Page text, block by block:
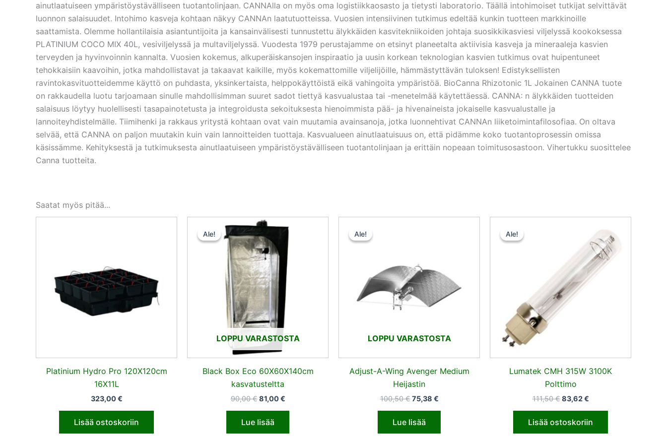
ainutlaatuiseen ympäristöystävälliseen tuotantolinjaan. CANNAlla on myös oma logistiikkaosasto ja tietysti laboratorio. Täällä intohimoiset tutkijat selvittävät
luonnon salaisuudet. Intohimo kasveja kohtaan näkyy CANNAn laatutuotteissa. Vuosien intensiivinen tutkimus edeltää kunkin tuotteen markkinoille
saattamista. Olemme hollantilaisia ​​asiantuntijoita ja kansainvälisesti tunnustettu älykkäiden kasvitekniikoiden johtaja suosikkikasviesi viljelyssä kookoksessa
PLATINIUM COCO MIX 40L, vesiviljelyssä ja multaviljelyssä. Vuodesta 1979 perustajamme on etsinyt planeetalta aktiivisia kasveja ja mineraaleja kasvien
terveyden ja hyvinvoinnin kannalta. Vuosien kokemus, alkuperäiskansojen inspiraatio ja uusin korkean teknologian kasvien tutkimus ovat huipentuneet
tehokkaisiin kaavoihin, jotka mahdollistavat ja takaavat kaikille, myös kokemattomille viljelijöille, hämmästyttävän tuloksen! Edistyksellisten
ravintokasvituotteidemme käyttö on puhdasta, yksinkertaista, helppokäyttöistä eikä vahingoita ympäristöä. BioCanna Rhizotonic 1L Jokainen CANNA tuote
on rakkaudella luotu tarjoamaan sinulle mahdollisimman suuret sadot tiettyä kasvualustaa tai -menetelmää käytettäessä. CANNA: n älykkäiden tuotteiden
salaisuus löytyy huolellisesti tasapainotetusta ja integroidusta sekoituksesta hienoimmista pää- ja hivenaineista jokaiselle kasvualustalle ja
lannoiteyhdistelmälle. Tiimihenki ja rakkaus yritystä kohtaan ovat vain muutamia avainsanoja, jotka luonnehtivat CANNAn liiketoimintafilosofiaa. On oltava
selvää, että CANNA on paljon muutakin kuin vain lannoitteiden tuottaja. Kasvualueen ainutlaatuisuus on, että pidämme koko tuotantoprosessin omissa
käsissämme. Kehityksestä ja tutkimuksesta ainutlaatuiseen ympäristöystävälliseen tuotantolinjaan ja erittäin nopeaan toimitusosastoon. Vihertukku suosittelee
Canna tuotteita.
Saatat myös pitää...
Platinium Hydro Pro 120X120cm
16X11L
323,00€
Lisää ostoskoriin
Ale!
LOPPU VARASTOSTA
Ale!
Black Box Eco 60X60X140cm
kasvatusteltta
90,00€
Alkuperäinen
hinta
oli:
90,00 €.
81,00€
hinta
on:
81,00 €.
Lue lisää
Ale!
LOPPU VARASTOSTA
Ale!
Adjust-A-Wing Avenger Medium
Heijastin
100,50€ 75,38 €
Lue lisää
Ale!
Ale!
Lumatek CMH 315W 3100K
Polttimo
111,50€
111,50 €.
83,62€
hinta
on:
83,62 €.
Lisää ostoskoriin